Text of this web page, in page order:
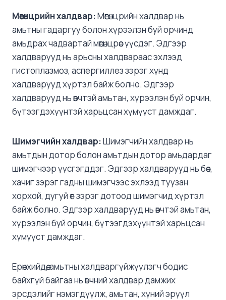
Мөөгөнцрийн халдвар:Мөөгөнцрийн халдвар нь
амьтны гадаргуу болон хүрээлэн буй орчинд
амьдрах чадвартай мөөгөнцрөөс үүсдэг. Эдгээр
халдварууд нь арьсны халдвараас эхлээд
гистоплазмоз, аспергиллез зэрэг хүнд
халдварууд хүртэл байж болно. Эдгээр
халдварууд нь өвчтэй амьтан, хүрээлэн буй орчин,
бүтээгдэхүүнтэй харьцсан хүмүүст дамждаг.
Шимэгчийнхалдвар:Шимэгчийн халдвар нь
амьтдын дотор болон амьтдын дотор амьдардаг
шимэгчээр үүсгэгддэг. Эдгээр халдварууд нь бөөс,
хачиг зэрэг гадны шимэгчээс эхлээд туузан
хорхой, дугуй өт зэрэг дотоод шимэгчид хүртэл
байж болно. Эдгээр халдварууд нь өвчтэй амьтан,
хүрээлэн буй орчин, бүтээгдэхүүнтэй харьцсан
хүмүүст дамждаг.
Ерөнхийдөө, амьтны халдваргүйжүүлэгч бодис
байхгүй байгаа нь өвчний халдвар дамжих
эрсдэлийг нэмэгдүүлж, амьтан, хүний ​​эрүүл